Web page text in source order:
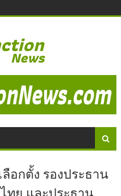
อกตั้ง รองประธาน
ทย และประธาน